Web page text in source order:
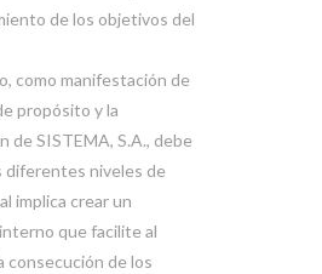
de los objetivos del
como manifestación de
propósito y la
de SISTEMA, S.A., debe
diferentes niveles de
implica crear un
que facilite al
consecución de los